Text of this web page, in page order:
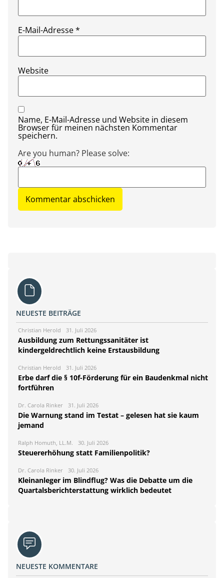
E-Mail-Adresse*
Website
Name, E-Mail-Adresse und Website in diesem
Browser für meinen nächsten Kommentar
speichern.
Are you human? Please solve:
NEUESTE BEITRÄGE
Christian Herold 31. Juli 2026
Ausbildung zum Rettungssanitäter ist
kindergeldrechtlich keine Erstausbildung
Christian Herold 31. Juli 2026
Erbe darf die § 10f-Förderung für ein Baudenkmal nicht
fortführen
Dr. Carola Rinker 31. Juli 2026
Die Warnung stand im Testat – gelesen hat sie kaum
jemand
Ralph Homuth, LL.M. 30. Juli 2026
Steuererhöhung statt Familienpolitik?
Dr. Carola Rinker 30. Juli 2026
Kleinanleger im Blindflug? Was die Debatte um die
Quartalsberichterstattung wirklich bedeutet
NEUESTE KOMMENTARE